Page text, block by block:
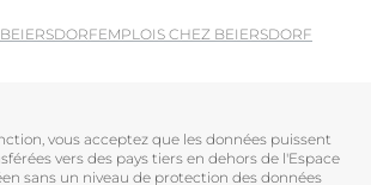
EMPLOIS CHEZ BEIERSDORF
vous acceptez que les données puissent
vers des pays tiers en dehors de l'Espace
sans un niveau de protection des données